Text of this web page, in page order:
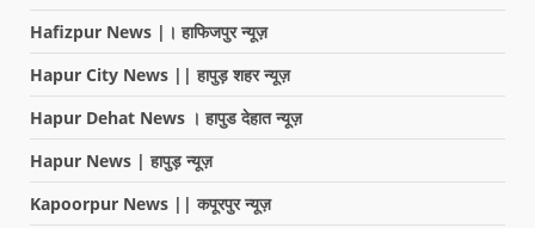
Hafizpur News |। हाफिजपुर न्यूज़
Hapur City News || हापुड़ शहर न्यूज़
Hapur Dehat News । हापुड देहात न्यूज़
Hapur News | हापुड़ न्यूज़
Kapoorpur News || कपूरपुर न्यूज़